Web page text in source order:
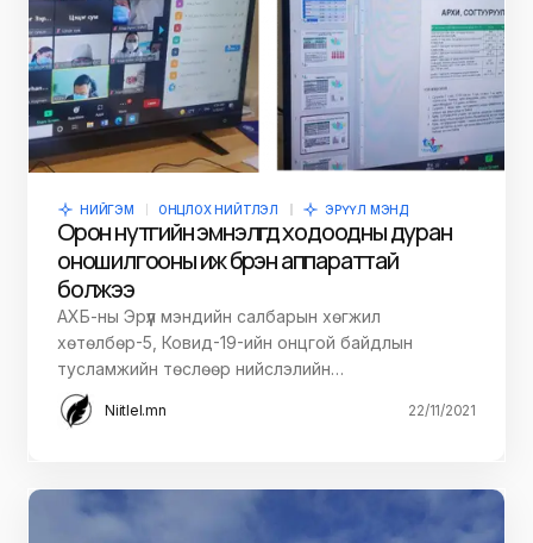
НИЙГЭМ ОНЦЛОХ НИЙТЛЭЛ ЭРҮҮЛ МЭНД
Орон нутгийн эмнэлгүүд ходоодны дуран
оношилгооны иж бүрэн аппараттай
болжээ
АХБ-ны Эрүүл мэндийн салбарын хөгжил
хөтөлбөр-5, Ковид-19-ийн онцгой байдлын
тусламжийн төслөөр нийслэлийн…
Niitlel.mn 22/11/2021